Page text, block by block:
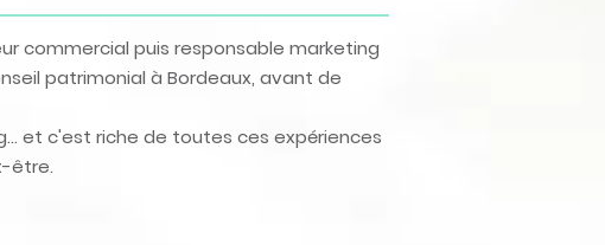
commercial puis responsable marketing
patrimonial à Bordeaux, avant de
et c'est riche de toutes ces expériences
être.